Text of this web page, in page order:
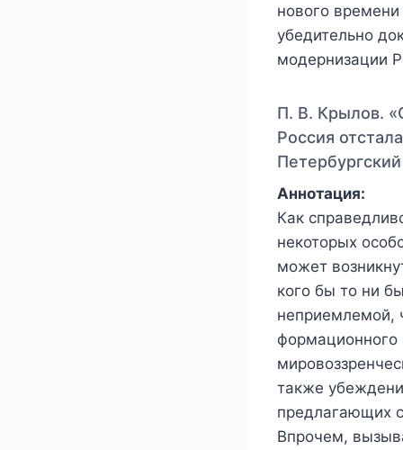
нового
убедительно
модернизации
П. В. Крылов.
Россия
Аннотация:
Как
некоторых
может
кого бы то ни
неприемлемой,
формационного
также
предлагающих
Впрочем,